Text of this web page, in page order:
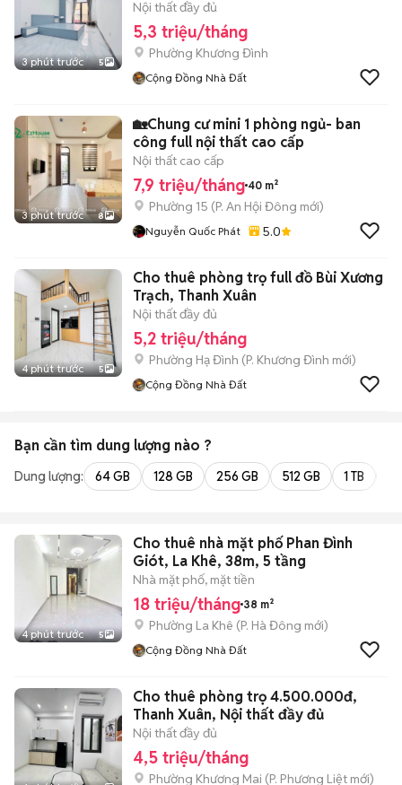
3 phút trước 5
Nội thất đầy đủ
5,3 triệu/tháng
Phường Khương Đình
Cộng Đồng Nhà Đất
3 phút trước 8
🏡Chung cư mini 1 phòng ngủ- ban
công full nội thất cao cấp
Nội thất cao cấp
7,9 triệu/tháng 40 m²
Phường 15 (P. An Hội Đông mới)
Nguyễn Quốc Phát 5.0
4 phút trước 5
Cho thuê phòng trọ full đồ Bùi Xương
Trạch, Thanh Xuân
Nội thất đầy đủ
5,2 triệu/tháng
Phường Hạ Đình (P. Khương Đình mới)
Cộng Đồng Nhà Đất
Bạn cần tìm dung lượng nào ?
Dung lượng: 64 GB 128 GB 256 GB 512 GB 1 TB
4 phút trước 5
Cho thuê nhà mặt phố Phan Đình
Giót, La Khê, 38m, 5 tầng
Nhà mặt phố, mặt tiền
18 triệu/tháng 38 m²
Phường La Khê (P. Hà Đông mới)
Cộng Đồng Nhà Đất
Cho thuê phòng trọ 4.500.000đ,
Thanh Xuân, Nội thất đầy đủ
Nội thất đầy đủ
4,5 triệu/tháng
Phường Khương Mai (P. Phương Liệt mới)